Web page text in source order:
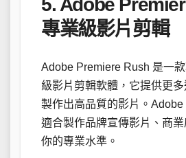
5. Adobe
專業級影片剪輯
Adobe Premiere Rush 是一
級影片剪輯軟體，它提供更
製作出高品質的影片。
適合製作品牌宣傳影片、商
你的專業水準。